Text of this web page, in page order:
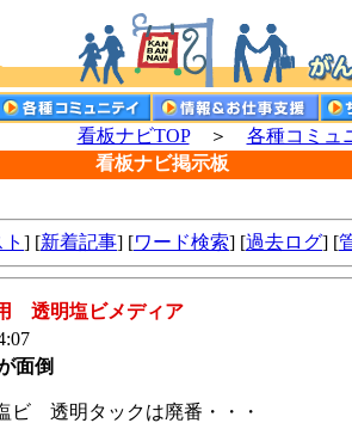
看板ナビTOP＞ 各種コミュ
看板ナビ掲示板
] [新着記事] [ワード検索] [過去ログ] [
透明塩ビメディア
面倒
ビ 透明タックは廃番・・・